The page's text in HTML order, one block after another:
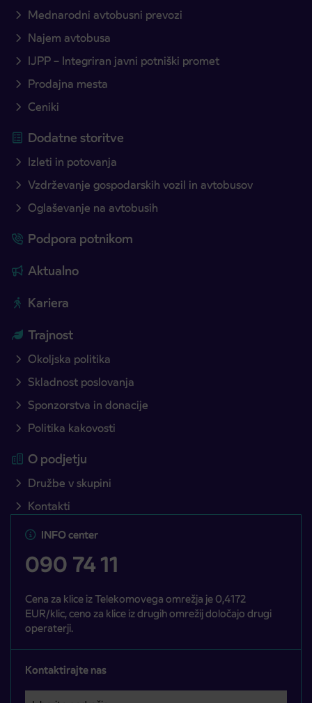
Mednarodni avtobusni prevozi
Najem avtobusa
IJPP – Integriran javni potniški promet
Prodajna mesta
Ceniki
Dodatne storitve
Izleti in potovanja
Vzdrževanje gospodarskih vozil in avtobusov
Oglaševanje na avtobusih
Podpora potnikom
Aktualno
Kariera
Trajnost
Okoljska politika
Skladnost poslovanja
Sponzorstva in donacije
Politika kakovosti
O podjetju
Družbe v skupini
Kontakti
INFO center
090 74 11
Cena za klice iz Telekomovega omrežja je 0,4172
EUR/klic, ceno za klice iz drugih omrežij določajo drugi
operaterji.
Kontaktirajte nas